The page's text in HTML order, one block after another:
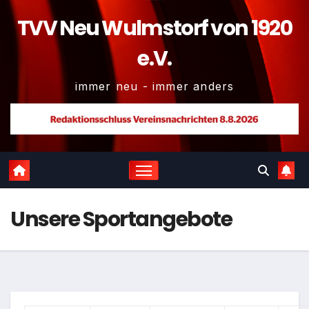
TVV Neu Wulmstorf von 1920
e.V.
immer neu - immer anders
Unsere Sportangebote